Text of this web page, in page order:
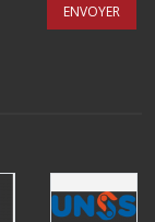
ENVOYER